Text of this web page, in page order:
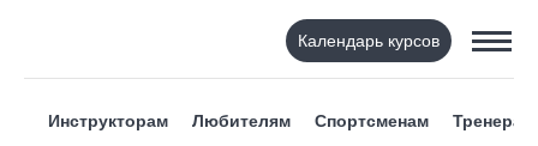
Календарь курсов
Инструкторам Любителям Спортсменам Тренерам
ФИЛЬТР